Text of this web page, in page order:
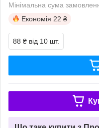
Мінімальна сума
Економія 22 ₴
88 ₴ від 10 шт.